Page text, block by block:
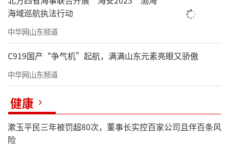
海域巡航执法行动
中华网山东频道
C919国产“争气机”起航，满满山东元素亮眼又骄傲
中华网山东频道
健康
漱玉平民三年被罚超80次，董事长实控百家公司且伴百条风
险